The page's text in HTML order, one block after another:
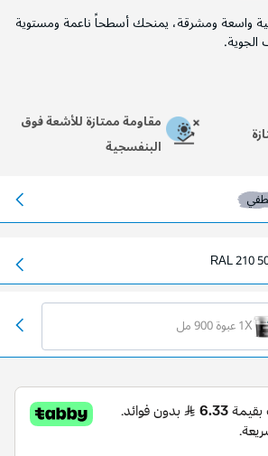
واسعة ومشرقة، يمنحك أسطحاً ناعمة ومستوية
مقاومة ممتازة للأشعة فوق
البنفسجية
RAL 210
1X عبوة 900 مل